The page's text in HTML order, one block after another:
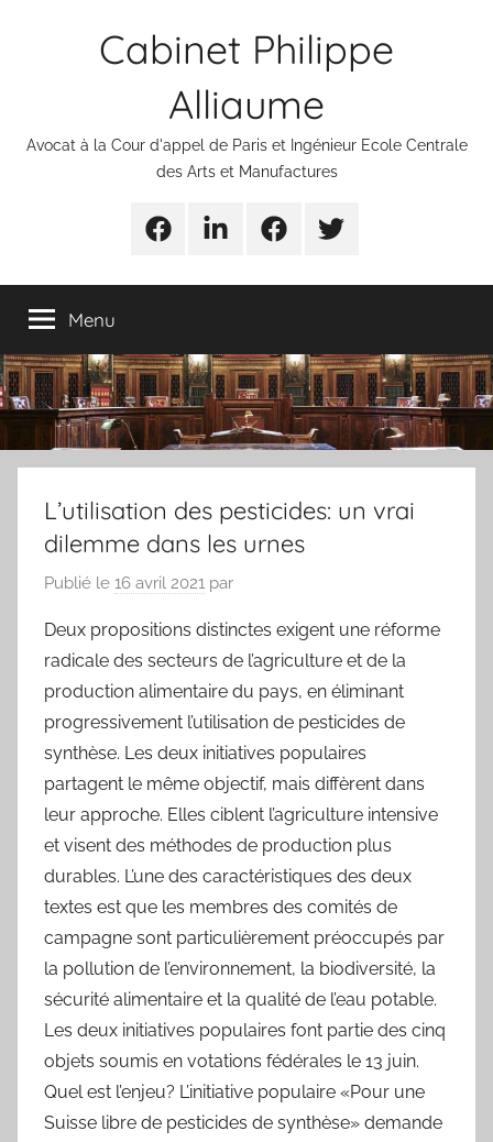
Cabinet Philippe
Alliaume
Avocat à la Cour d'appel de Paris et Ingénieur Ecole Centrale
des Arts et Manufactures
UrgencesLinkedinFacebookTwitter
Menu
L’utilisation des pesticides: un vrai
dilemme dans les urnes
Publié le 16 avril 2021 par
Deux propositions distinctes exigent une réforme
radicale des secteurs de l’agriculture et de la
production alimentaire du pays, en éliminant
progressivement l’utilisation de pesticides de
synthèse. Les deux initiatives populaires
partagent le même objectif, mais diffèrent dans
leur approche. Elles ciblent l’agriculture intensive
et visent des méthodes de production plus
durables. L’une des caractéristiques des deux
textes est que les membres des comités de
campagne sont particulièrement préoccupés par
la pollution de l’environnement, la biodiversité, la
sécurité alimentaire et la qualité de l’eau potable.
Les deux initiatives populaires font partie des cinq
objets soumis en votations fédérales le 13 juin.
Quel est l’enjeu? L’initiative populaire «Pour une
Suisse libre de pesticides de synthèse» demande